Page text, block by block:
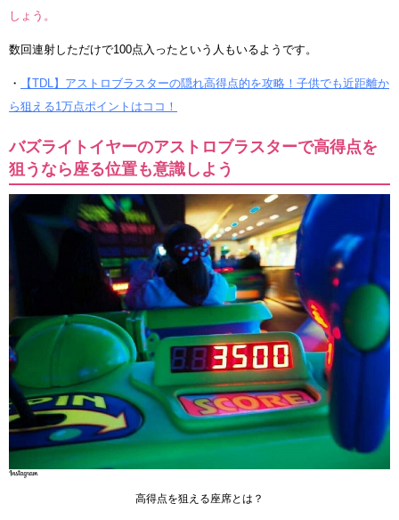
しょう。
数回連射しただけで100点入ったという人もいるようです。
・
【TDL】アストロブラスターの隠れ高得点的を攻略！子供でも近距離か
ら狙える1万点ポイントはココ！
バズライトイヤーのアストロブラスターで高得点を
狙うなら座る位置も意識しよう
高得点を狙える座席とは？